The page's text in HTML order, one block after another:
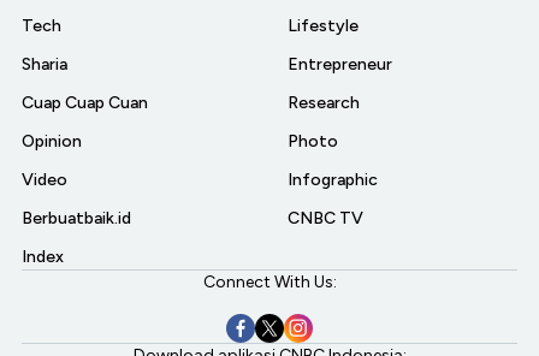
Tech
Sharia
Cuap Cuap Cuan
Opinion
Video
Berbuatbaik.id
Index
Lifestyle
Entrepreneur
Research
Photo
Infographic
CNBC TV
Connect With Us: